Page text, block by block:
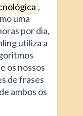
,
uma
por dia,
utiliza a
os nossos
de frases
ambos os